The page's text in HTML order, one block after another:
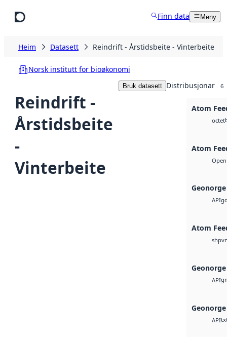
Finn data Meny
Heim Datasett Reindrift - Årstidsbeite - Vinterbeite
Norsk institutt for bioøkonomi
Reindrift -
Årstidsbeite
-
Vinterbeite
Bruk datasett Distribusjonar 6
Atom
octet
Atom
API
Atom
shp
API
API